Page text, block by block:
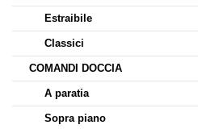
Estraibile
Classici
COMANDI DOCCIA
A paratia
Sopra piano